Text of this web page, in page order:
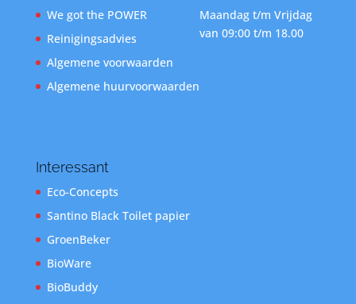
We got the POWER
Reinigingsadvies
Algemene voorwaarden
Algemene huurvoorwaarden
Maandag t/m Vrijdag
van 09:00 t/m 18.00
Interessant
Eco-Concepts
Santino Black Toilet papier
GroenBeker
BioWare
BioBuddy